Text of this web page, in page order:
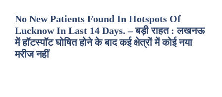
No New Patients Found In Hotspots Of
Lucknow In Last 14 Days. – बड़ी राहत : लखनऊ
में हॉटस्पॉट घोषित होने के बाद कई क्षेत्रों में कोई नया
मरीज नहीं